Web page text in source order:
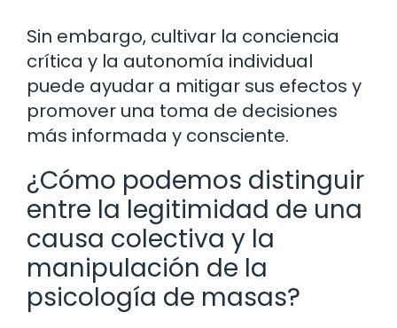
Sin embargo, cultivar la conciencia
crítica y la autonomía individual
puede ayudar a mitigar sus efectos y
promover una toma de decisiones
más informada y consciente.
¿Cómo podemos distinguir
entre la legitimidad de una
causa colectiva y la
manipulación de la
psicología de masas?